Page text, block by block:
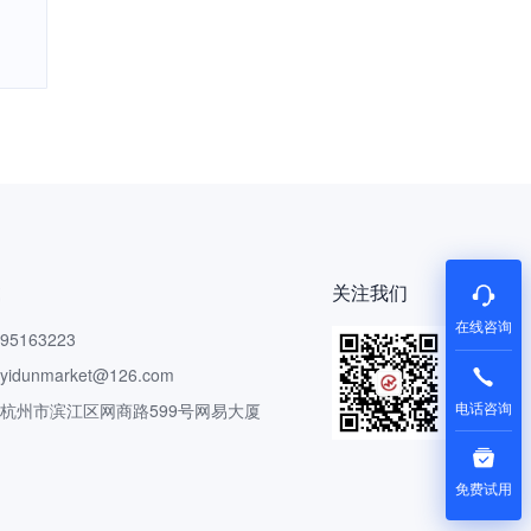
州市滨江区网商路599号网易大厦
关注我们
在线咨询
电话咨询
免费试用